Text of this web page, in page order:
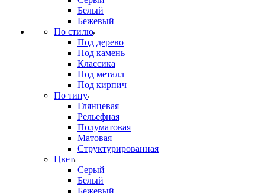
Белый
Бежевый
По стилю
Под дерево
Под камень
Классика
Под металл
Под кирпич
По типу
Глянцевая
Рельефная
Полуматовая
Матовая
Структурированная
Цвет
Серый
Белый